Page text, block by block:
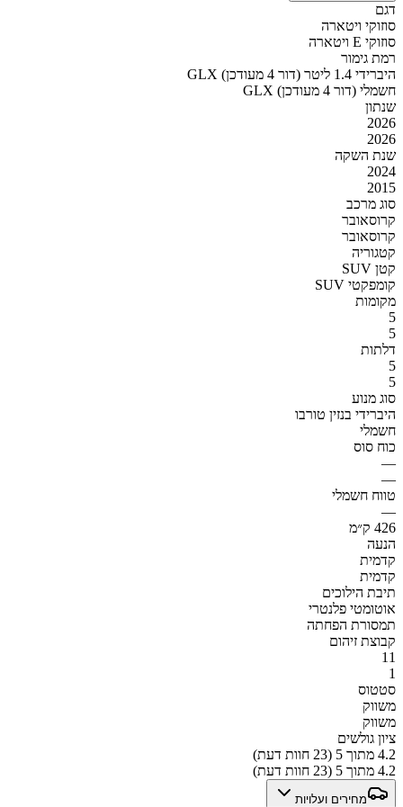
דגם
סוזוקי ויטארה
סוזוקי E ויטארה
רמת גימור
GLX היברידי 1.4 ליטר (דור 4 מעודכן)
GLX חשמלי (דור 4 מעודכן)
שנתון
2026
2026
שנת השקה
2024
2015
סוג מרכב
קרוסאובר
קרוסאובר
קטגוריה
SUV קטן
SUV קומפקטי
מקומות
5
5
דלתות
5
5
סוג מנוע
היברידי בנזין טורבו
חשמלי
כוח סוס
—
—
טווח חשמלי
—
426 ק״מ
הנעה
קדמית
קדמית
תיבת הילוכים
אוטומטי פלנטרי
תמסורת הפחתה
קבוצת זיהום
11
1
סטטוס
משווק
משווק
ציון גולשים
4.2 מתוך 5 (23 חוות דעת)
4.2 מתוך 5 (23 חוות דעת)
מחירים ועלויות